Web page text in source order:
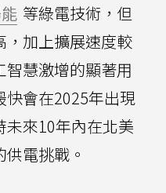
等綠電技術，但
，加上擴展速度較
慧激增的顯著用
快會在2025年出現
未來10年內在北美
電挑戰。